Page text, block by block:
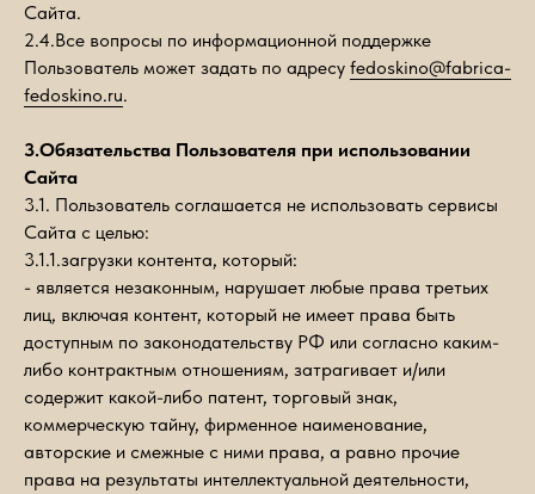
Сайта.
2.4.Все вопросы по информационной поддержке
Пользователь может задать по адресу fedoskino@fabrica-
fedoskino.ru.
3.Обязательства Пользователя при использовании
Сайта
3.1. Пользователь соглашается не использовать сервисы
Сайта с целью:
3.1.1.загрузки контента, который:
- является незаконным, нарушает любые права третьих
лиц, включая контент, который не имеет права быть
доступным по законодательству РФ или согласно каким-
либо контрактным отношениям, затрагивает и/или
содержит какой-либо патент, торговый знак,
коммерческую тайну, фирменное наименование,
авторские и смежные с ними права, а равно прочие
права на результаты интеллектуальной деятельности,